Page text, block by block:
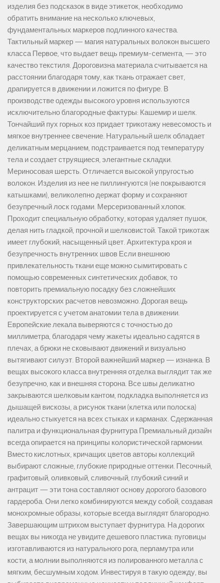
изделия без подсказок в виде этикеток, необходимо
обратить внимание на несколько ключевых,
фундаментальных маркеров подлинного качества.
Тактильный маркер — магия натуральных волокон высшего
класса Первое, что выдает вещь премиум-сегмента, — это
качество текстиля. Дороговизна материала считывается на
расстоянии благодаря тому, как ткань отражает свет,
драпируется в движении и ложится по фигуре. В
производстве одежды высокого уровня используются
исключительно благородные фактуры: Кашемир и шелк.
Тончайший пух горных коз придает трикотажу невесомость и
мягкое внутреннее свечение. Натуральный шелк обладает
деликатным мерцанием, подстраивается под температуру
тела и создает струящиеся, элегантные складки.
Мериносовая шерсть. Отличается высокой упругостью
волокон. Изделия из нее не пиллингуются (не покрываются
катышками), великолепно держат форму и сохраняют
безупречный лоск годами. Мерсеризованный хлопок.
Проходит специальную обработку, которая удаляет пушок,
делая нить гладкой, прочной и шелковистой. Такой трикотаж
имеет глубокий, насыщенный цвет. Архитектура кроя и
безупречность внутренних швов Если внешнюю
привлекательность ткани еще можно сымитировать с
помощью современных синтетических добавок, то
повторить премиальную посадку без сложнейших
конструкторских расчетов невозможно. Дорогая вещь
проектируется с учетом анатомии тела в движении.
Европейские лекала выверяются с точностью до
миллиметра, благодаря чему жакеты идеально садятся в
плечах, а брюки не сковывают движений и визуально
вытягивают силуэт. Второй важнейший маркер — изнанка. В
вещах высокого класса внутренняя отделка выглядит так же
безупречно, как и внешняя сторона. Все швы деликатно
закрываются шелковым кантом, подкладка выполняется из
дышащей вискозы, а рисунок ткани (клетка или полоска)
идеально стыкуется на всех стыках и карманах. Сдержанная
палитра и функциональная фурнитура Премиальный дизайн
всегда опирается на принципы колористической гармонии.
Вместо кислотных, кричащих цветов авторы коллекций
выбирают сложные, глубокие природные оттенки. Песочный,
графитовый, оливковый, сливочный, глубокий синий и
антрацит — эти тона составляют основу дорогого базового
гардероба. Они легко комбинируются между собой, создавая
монохромные образы, которые всегда выглядят благородно.
Завершающим штрихом выступает фурнитура. На дорогих
вещах вы никогда не увидите дешевого пластика: пуговицы
изготавливаются из натурального рога, перламутра или
кости, а молнии выполняются из полированного металла с
мягким, бесшумным ходом. Инвестируя в такую одежду, вы